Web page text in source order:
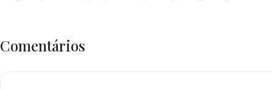
Comentários